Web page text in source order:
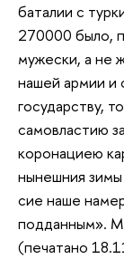
баталии с
270000 было,
мужески, а не
нашей армии и
государству,
самовластию
коронациею
нынешния
сие наше
подданным».
(печатано